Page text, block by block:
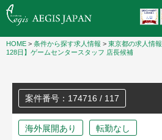
HOME > 条件から探す求人情報 > 東京都の求人情報
128日】ゲームセンタースタッフ 店長候補
案件番号：174716 / 117
海外展開あり 転勤なし